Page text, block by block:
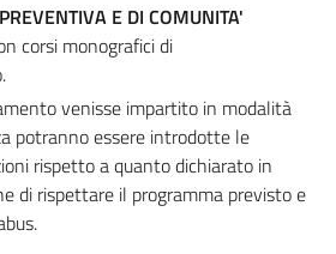
E DI COMUNITA'
corsi monografici di
venisse impartito in modalità
potranno essere introdotte le
rispetto a quanto dichiarato in
di rispettare il programma previsto e